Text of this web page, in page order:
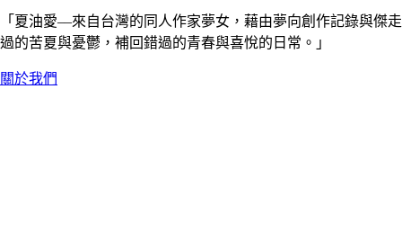
「夏油愛––來自台灣的同人作家夢女，藉由夢向創作記錄與傑走
過的苦夏與憂鬱，補回錯過的青春與喜悅的日常。」
關於我們